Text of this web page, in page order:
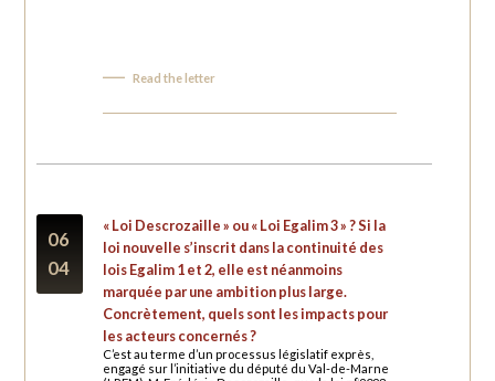
Read the letter
06
04
« Loi Descrozaille » ou « Loi Egalim 3 » ? Si la
loi nouvelle s’inscrit dans la continuité des
lois Egalim 1 et 2, elle est néanmoins
marquée par une ambition plus large.
Concrètement, quels sont les impacts pour
les acteurs concernés ?
C’est au terme d’un processus législatif exprès,
engagé sur l’initiative du député du Val-de-Marne